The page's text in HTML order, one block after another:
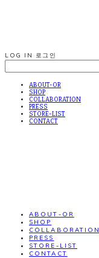
LOG IN 로그인
ABOUT-OR
SHOP
COLLABORATION
PRESS
STORE-LIST
CONTACT
ABOUT-OR
SHOP
COLLABORATION
PRESS
STORE-LIST
CONTACT